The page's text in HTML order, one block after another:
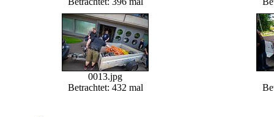
0013.jpg
Betrachtet: 432 mal